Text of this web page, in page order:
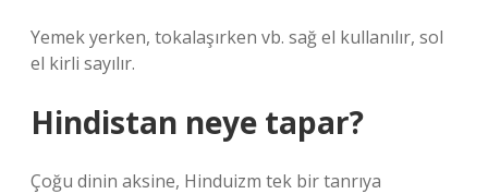
Yemek yerken, tokalaşırken vb. sağ el kullanılır, sol
el kirli sayılır.
Hindistan neye tapar?
Çoğu dinin aksine, Hinduizm tek bir tanrıya